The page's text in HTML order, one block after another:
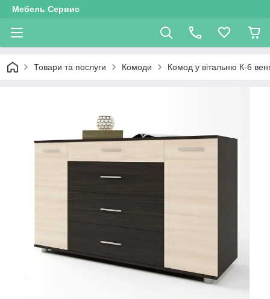
Мебель Сервис
Товари та послуги Комоди Комод у вітальню К-6